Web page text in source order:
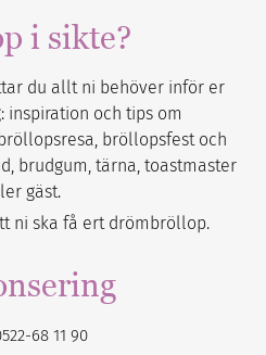
i sikte?
du allt ni behöver inför er
inspiration och tips om
bröllopsfest och
brudgum, tärna, toastmaster
gäst.
ni ska få ert drömbröllop.
68 11 90